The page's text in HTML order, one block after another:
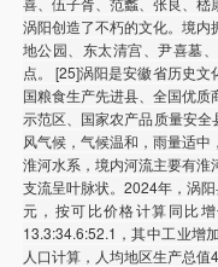
涡阳创造了不朽的文化。境
地公园、东太清宫、尹喜墓
点。 [25]涡阳是安徽省历史
国粮食生产先进县、全国优
示范区、国家农产品质量安
风气候，气候温和，雨量适
淮河水系，境内河流主要有
支流呈叶脉状。2024年，涡
元，按可比价格计算同比
13.3:34.6:52.1，其中工业增
人口计算，人均地区生产总值